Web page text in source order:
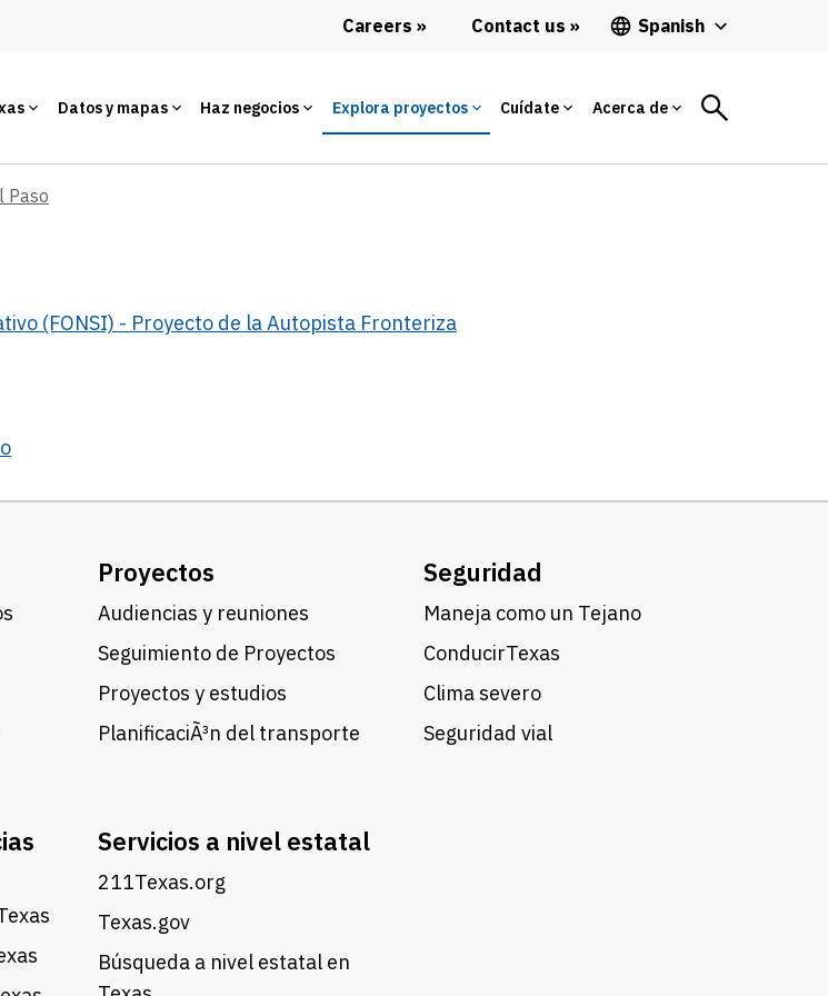
Careers Contact us Spanish
Datos y mapas Haz negocios Explora proyectos Cuídate Acerca de
Paso
(FONSI) - Proyecto de la Autopista Fronteriza
Proyectos
Audiencias y reuniones
Seguimiento de Proyectos
Proyectos y estudios
PlanificaciÃ³n del transporte
Seguridad
Maneja como un Tejano
ConducirTexas
Clima severo
Seguridad vial
Servicios a nivel estatal
211Texas.org
Texas.gov
Búsqueda a nivel estatal en